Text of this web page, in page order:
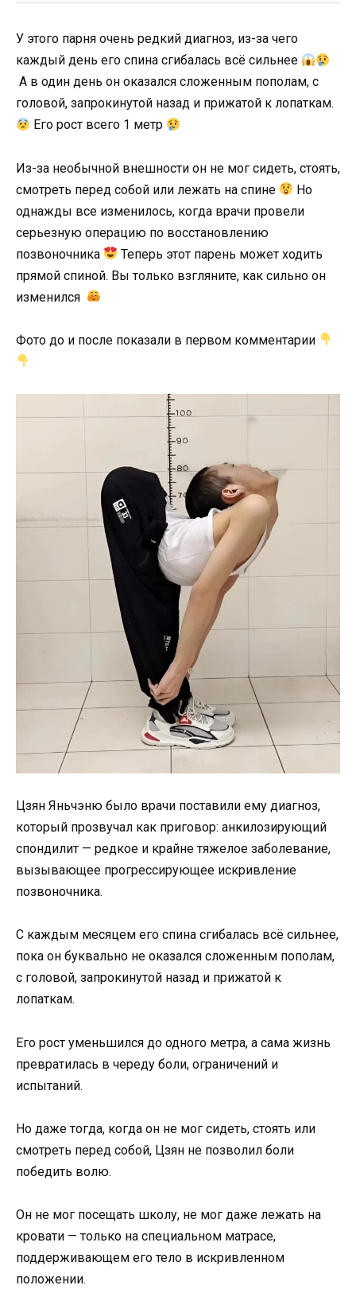
У этого парня очень редкий диагноз, из-за чего
каждый день его спина сгибалась всё сильнее
А в один день он оказался сложенным пополам, с
головой, запрокинутой назад и прижатой к лопаткам.
Его рост всего 1 метр
Из-за необычной внешности он не мог сидеть, стоять,
смотреть перед собой или лежать на спине
Но
однажды все изменилось, когда врачи провели
серьезную операцию по восстановлению
позвоночника
Теперь этот парень может ходить
прямой спиной. Вы только взгляните, как сильно он
изменился
Фото до и после показали в первом комментарии
Цзян Яньчэню было врачи поставили ему диагноз,
который прозвучал как приговор: анкилозирующий
спондилит — редкое и крайне тяжелое заболевание,
вызывающее прогрессирующее искривление
позвоночника.
С каждым месяцем его спина сгибалась всё сильнее,
пока он буквально не оказался сложенным пополам,
с головой, запрокинутой назад и прижатой к
лопаткам.
Его рост уменьшился до одного метра, а сама жизнь
превратилась в череду боли, ограничений и
испытаний.
Но даже тогда, когда он не мог сидеть, стоять или
смотреть перед собой, Цзян не позволил боли
победить волю.
Он не мог посещать школу, не мог даже лежать на
кровати — только на специальном матрасе,
поддерживающем его тело в искривленном
положении.